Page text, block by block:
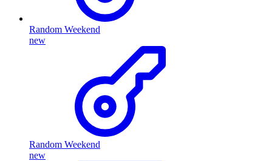
Random Weekend
new
Random Weekend
new